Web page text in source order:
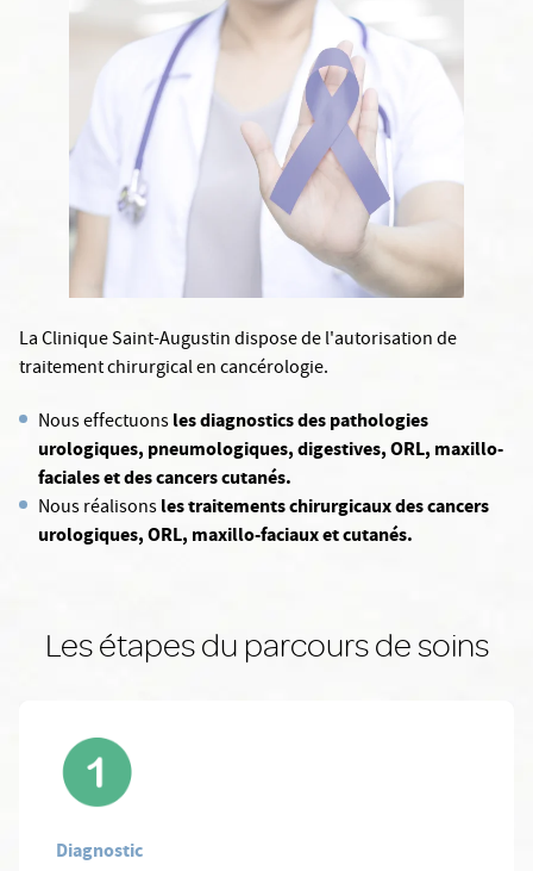
La Clinique Saint-Augustin dispose de l'autorisation de
traitement chirurgical en cancérologie.
Nous effectuonsles diagnostics des pathologies
urologiques, pneumologiques, digestives, ORL, maxillo-
faciales et des cancers cutanés.
Nous réalisonsles traitements chirurgicaux des cancers
urologiques, ORL, maxillo-faciaux et cutanés.
Les étapes du parcours de soins
Diagnostic